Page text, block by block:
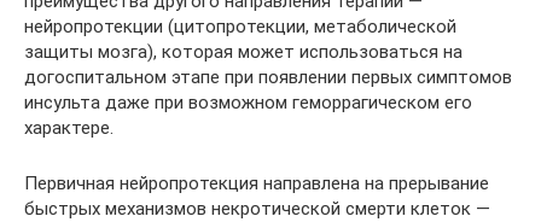
нейропротекции (цитопротекции, метаболической
защиты мозга), которая может использоваться на
догоспитальном этапе при появлении первых симптомов
инсульта даже при возможном геморрагическом его
характере.
Первичная нейропротекция направлена на прерывание
быстрых механизмов некротической смерти клеток —